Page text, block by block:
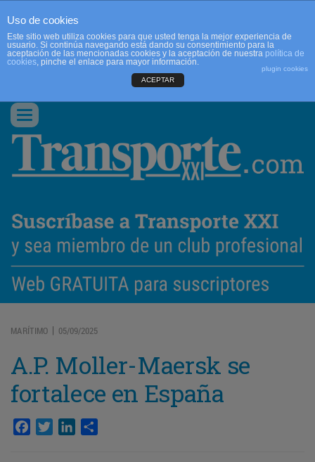
CONTACTO
Conmutar
navegación
MARÍTIMO | 05/09/2025
A.P. Moller-Maersk se
fortalece en España
Facebook
TwitterLinkedIn
Uso de cookies
Este sitio web utiliza cookies para que usted tenga la mejor experiencia de
usuario. Si continúa navegando está dando su consentimiento para la
aceptación de las mencionadas cookies y la aceptación de nuestra política de
cookies, pinche el enlace para mayor información.
plugin cookies
ACEPTAR